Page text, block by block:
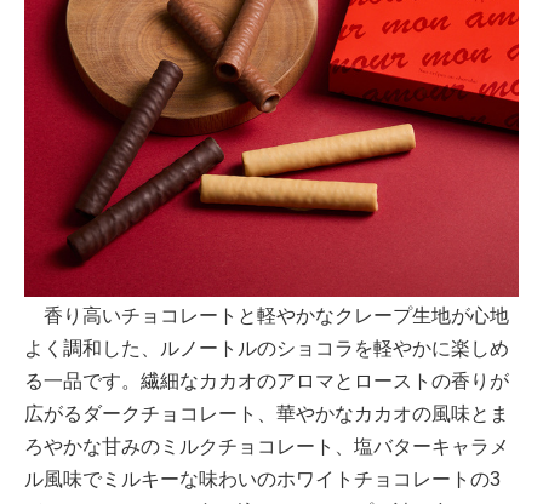
香り高いチョコレートと軽やかなクレープ生地が心地
よく調和した、ルノートルのショコラを軽やかに楽しめ
る一品です。繊細なカカオのアロマとローストの香りが
広がるダークチョコレート、華やかなカカオの風味とま
ろやかな甘みのミルクチョコレート、塩バターキャラメ
ル風味でミルキーな味わいのホワイトチョコレートの3